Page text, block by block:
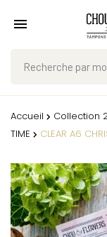
Accueil Collection
TIME
CLEAR A6